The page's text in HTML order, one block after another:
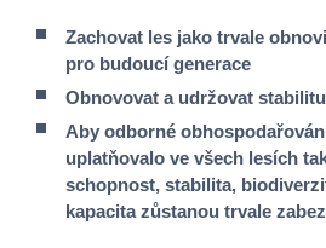
Zachovat les jako trvale
pro budoucí generace
Obnovovat a udržovat
Aby odborné
uplatňovalo ve všech lesích
schopnost, stabilita,
kapacita zůstanou trvale